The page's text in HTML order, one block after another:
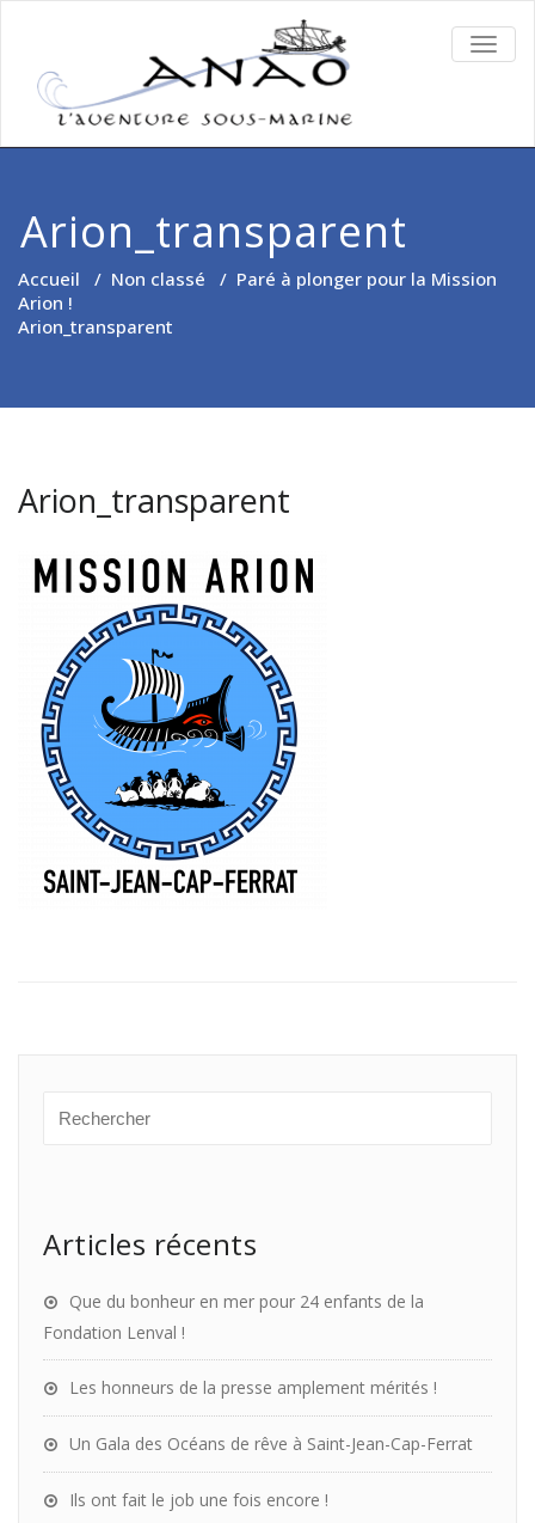
Arion_transparent
Accueil / Non classé / Paré à plonger pour la Mission
Arion !
Arion_transparent
Arion_transparent
Articles récents
Que du bonheur en mer pour 24 enfants de la
Fondation Lenval !
Les honneurs de la presse amplement mérités !
Un Gala des Océans de rêve à Saint-Jean-Cap-Ferrat
Ils ont fait le job une fois encore !